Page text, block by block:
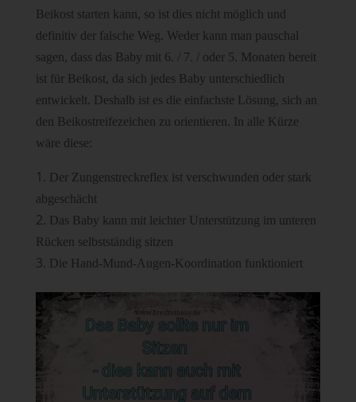
Beikost starten kann, so ist dies nicht möglich und
definitiv der falsche Weg. Weder kann man pauschal
sagen, dass das Baby mit 6. / 7. / oder 5. Monaten bereit
ist für Beikost, da sich jedes Baby unterschiedlich
entwickelt. Deshalb ist es die einfachste Lösung, sich an
den Beikostreifezeichen zu orientieren. In alle Kürze
wäre diese:
Der Zungenstreckreflex ist verschwunden oder stark
abgeschächt
Das Baby kann mit leichter Unterstützung im unteren
Rücken selbstständig sitzen
Die Hand-Mund-Augen-Koordination funktioniert